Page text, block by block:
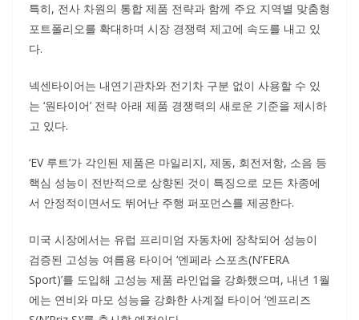
특히, 전사 차원의 통합 제품 전략과 함께 주요 지역별 맞춤형
포트폴리오를 확대하며 시장 경쟁력 제고에 속도를 내고 있
다.
넥센타이어는 내연기관차와 전기차 구분 없이 사용할 수 있
는 ‘원타이어’ 전략 아래 제품 경쟁력의 새로운 기준을 제시하
고 있다.
‘EV 루트’가 각인된 제품은 마일리지, 제동, 회전저항, 소음 등
핵심 성능이 전반적으로 상향된 것이 특징으로 모든 차종에
서 안정적이면서도 뛰어난 주행 퍼포먼스를 제공한다.
미국 시장에서는 유럽 프리미엄 자동차에 장착되어 성능이
검증된 고성능 여름용 타이어 ‘엔페라 스포츠(N’FERA
Sport)’를 도입해 고성능 제품 라인업을 강화했으며, 내년 1월
에는 연비와 마모 성능을 강화한 사계절 타이어 ‘엔프리즈